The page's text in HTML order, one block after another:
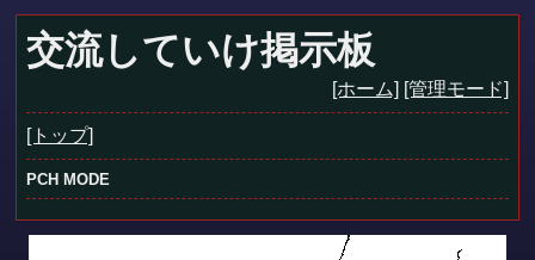
交流していけ掲示板
[ホーム] [管理モード]
[トップ]
PCH MODE